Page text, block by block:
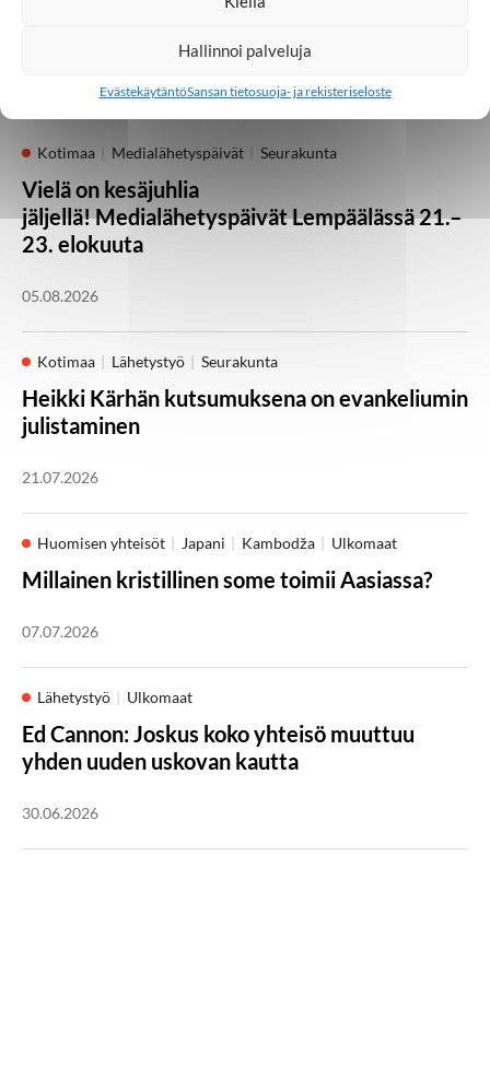
Hallinnoi palveluja
EvästekäytäntöSansan tietosuoja- ja rekisteriseloste
Kotimaa Medialähetyspäivät Seurakunta
Vielä on kesäjuhlia
jäljellä! Medialähetyspäivät Lempäälässä 21.–
23. elokuuta
05.08.2026
Kotimaa Lähetystyö Seurakunta
Heikki Kärhän kutsumuksena on evankeliumin
julistaminen
21.07.2026
Huomisen yhteisöt Japani Kambodža Ulkomaat
Millainen kristillinen some toimii Aasiassa?
07.07.2026
Lähetystyö Ulkomaat
Ed Cannon: Joskus koko yhteisö muuttuu
yhden uuden uskovan kautta
30.06.2026